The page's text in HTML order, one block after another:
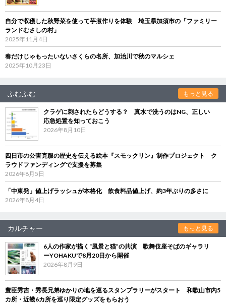
自分で収穫した秋野菜を使って芋煮作りを体験 埼玉県加須市の「ファミリー
ランドむさしの村」
2025年11月4日
春だけじゃもったいないさくらの名所、加治川で秋のマルシェ
2025年10月23日
ふむふむ もっと見る
クラゲに刺されたらどうする？ 真水で洗うのはNG、正しい
応急処置を知っておこう
2026年8月10日
四日市の公害克服の歴史を伝える絵本『スモックリン』制作プロジェクト ク
ラウドファンディングで支援を募集
2026年8月5日
「中東発」値上げラッシュが本格化 飲食料品値上げ、約3年ぶりの多さに
2026年8月4日
カルチャー もっと見る
6人の作家が描く“風景と猫”の共演 歌舞伎座そばのギャラリ
ーYOHAKUで8月20日から開催
2026年8月9日
豊臣秀吉・秀長兄弟ゆかりの地を巡るスタンプラリーがスタート 和歌山市内5
カ所・近畿6カ所を巡り限定グッズをもらおう